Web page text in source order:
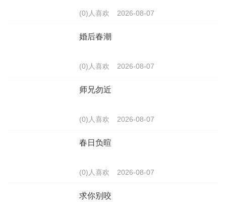
(0)人喜欢 2026-08-07
婚后春潮
(0)人喜欢 2026-08-07
师兄勿近
(0)人喜欢 2026-08-07
春日负暄
(0)人喜欢 2026-08-07
求你别咬